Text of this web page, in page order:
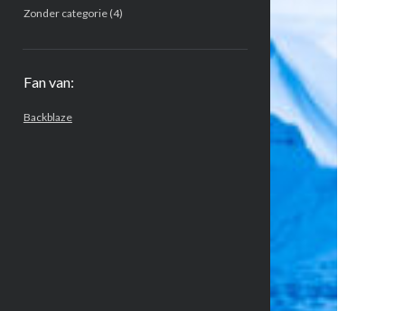
Zonder categorie(4)
Fan van:
Backblaze